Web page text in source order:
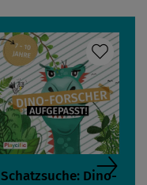
Schatzsuche: Dino-